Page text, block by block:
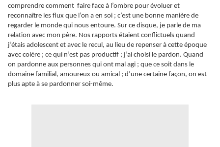
comprendre comment faire face à l’ombre pour évoluer et
reconnaître les flux que l’on a en soi ; c’est une bonne manière de
regarder le monde qui nous entoure. Sur ce disque, je parle de ma
relation avec mon père. Nos rapports étaient conflictuels quand
j’étais adolescent et avec le recul, au lieu de repenser à cette époque
avec colère ; ce qui n’est pas productif ; j’ai choisi le pardon. Quand
on pardonne aux personnes qui ont mal agi ; que ce soit dans le
domaine familial, amoureux ou amical ; d’une certaine façon, on est
plus apte à se pardonner soi-même.